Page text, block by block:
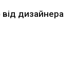
дизайнера